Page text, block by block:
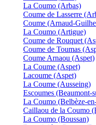
La Coumo (Arbas)
Coume de Lasserre
Coume (Arnaud-
La Coumo (Artigue)
Coume de Rouquet
Coume de Toumas
Coume Arnaou (Aspet)
La Coume (Aspet)
Lacoume (Aspet)
La Coume (Ausseing)
Escoumes (Beaumont-
La Coumo (Belbèze-
Caillaou de la Coumo
La Coumo (Boussan)